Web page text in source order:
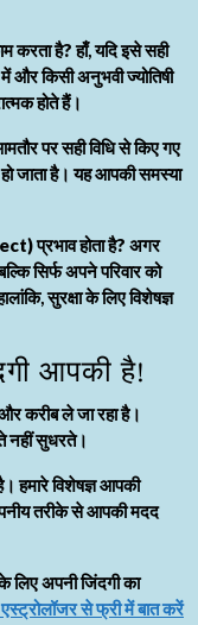
करता है?हाँ, यदि इसे सही
और किसी अनुभवी ज्योतिषी
होते हैं।
पर सही विधि से किए गए
जाता है। यह आपकी समस्या
प्रभाव होता है? अगर
सिर्फ अपने परिवार को
सुरक्षा के लिए विशेषज्ञ
आपकी है!
करीब ले जा रहा है।
नहीं सुधरते।
हमारे विशेषज्ञ आपकी
तरीके से आपकी मदद
अपनी जिंदगी का
एस्ट्रोलॉजर से फ्री में बात करें